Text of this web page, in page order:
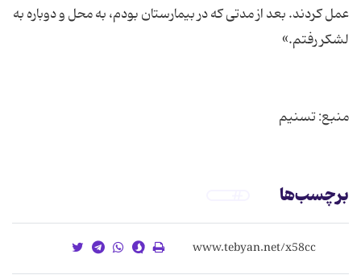
عمل کردند. بعد از مدتی که در بیمارستان بودم، به محل و دوباره به
منبع: تسنیم
برچسب‌ها